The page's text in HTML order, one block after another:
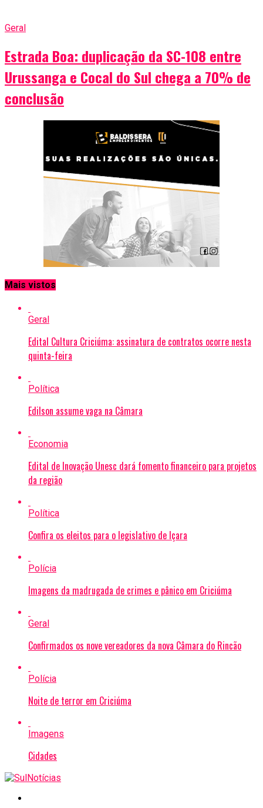
Geral
Estrada Boa: duplicação da SC-108 entre
Urussanga e Cocal do Sul chega a 70% de
conclusão
Mais vistos
Geral
Edital Cultura Criciúma: assinatura de contratos ocorre nesta
quinta-feira
Política
Edilson assume vaga na Câmara
Economia
Edital de Inovação Unesc dará fomento financeiro para projetos
da região
Política
Confira os eleitos para o legislativo de Içara
Polícia
Imagens da madrugada de crimes e pânico em Criciúma
Geral
Confirmados os nove vereadores da nova Câmara do Rincão
Polícia
Noite de terror em Criciúma
Imagens
Cidades